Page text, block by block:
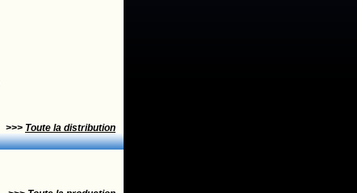
>>> Toute la distribution